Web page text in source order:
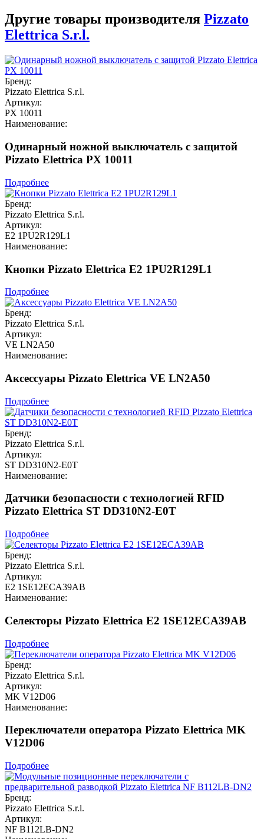
Другие товары производителя Pizzato
Elettrica S.r.l.
Бренд:
Pizzato Elettrica S.r.l.
Артикул:
PX 10011
Наименование:
Одинарный ножной выключатель с защитой
Pizzato Elettrica PX 10011
Подробнее
Бренд:
Pizzato Elettrica S.r.l.
Артикул:
E2 1PU2R129L1
Наименование:
Кнопки Pizzato Elettrica E2 1PU2R129L1
Подробнее
Бренд:
Pizzato Elettrica S.r.l.
Артикул:
VE LN2A50
Наименование:
Аксессуары Pizzato Elettrica VE LN2A50
Подробнее
Бренд:
Pizzato Elettrica S.r.l.
Артикул:
ST DD310N2-E0T
Наименование:
Датчики безопасности с технологией RFID
Pizzato Elettrica ST DD310N2-E0T
Подробнее
Бренд:
Pizzato Elettrica S.r.l.
Артикул:
E2 1SE12ECA39AB
Наименование:
Селекторы Pizzato Elettrica E2 1SE12ECA39AB
Подробнее
Бренд:
Pizzato Elettrica S.r.l.
Артикул:
MK V12D06
Наименование:
Переключатели оператора Pizzato Elettrica MK
V12D06
Подробнее
Бренд:
Pizzato Elettrica S.r.l.
Артикул:
NF B112LB-DN2